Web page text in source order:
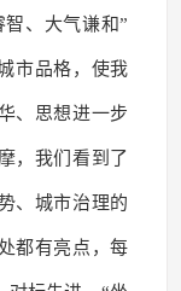
、大气谦和”
市品格，使我
、思想进一步
，我们看到了
、城市治理的
都有亮点，每